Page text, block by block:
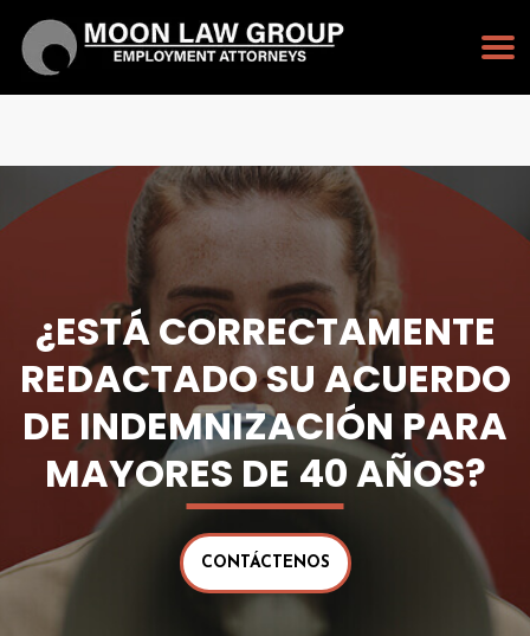
PULSE PARA LLAMAR
213-232-3128
¿ESTÁ CORRECTAMENTE
REDACTADO SU ACUERDO
DE INDEMNIZACIÓN PARA
MAYORES DE 40 AÑOS?
CONTÁCTENOS